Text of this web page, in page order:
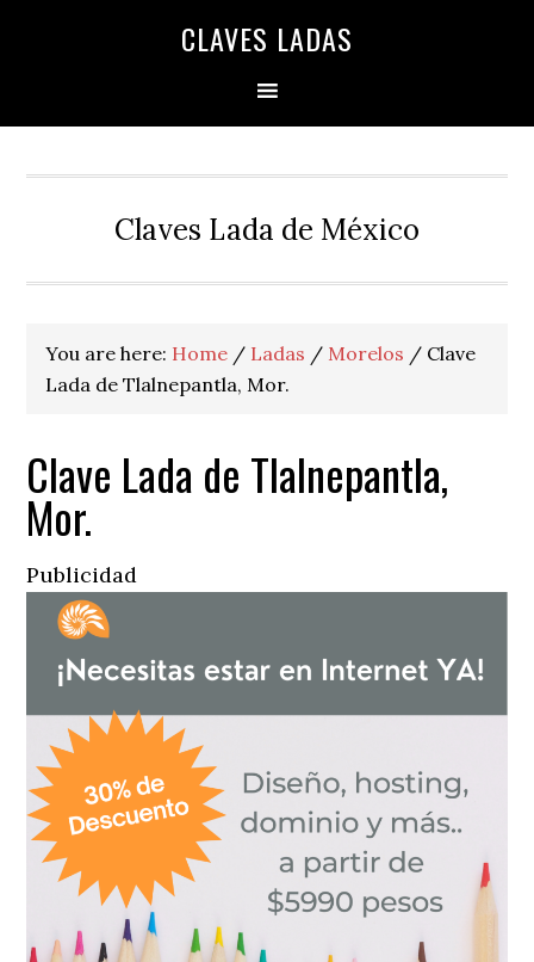
CLAVES LADAS
Claves Lada de México
You are here: Home / Ladas / Morelos / Clave
Lada de Tlalnepantla, Mor.
Clave Lada de Tlalnepantla,
Mor.
Publicidad